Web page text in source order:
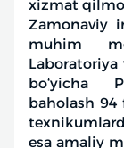
xizmat
Zamonaviy
muhim
bo‘yicha
baholash 94
esa amaliy